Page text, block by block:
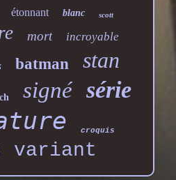
étonnant blanc scott
mort incroyable
batman stan
signé série
croquis
variant